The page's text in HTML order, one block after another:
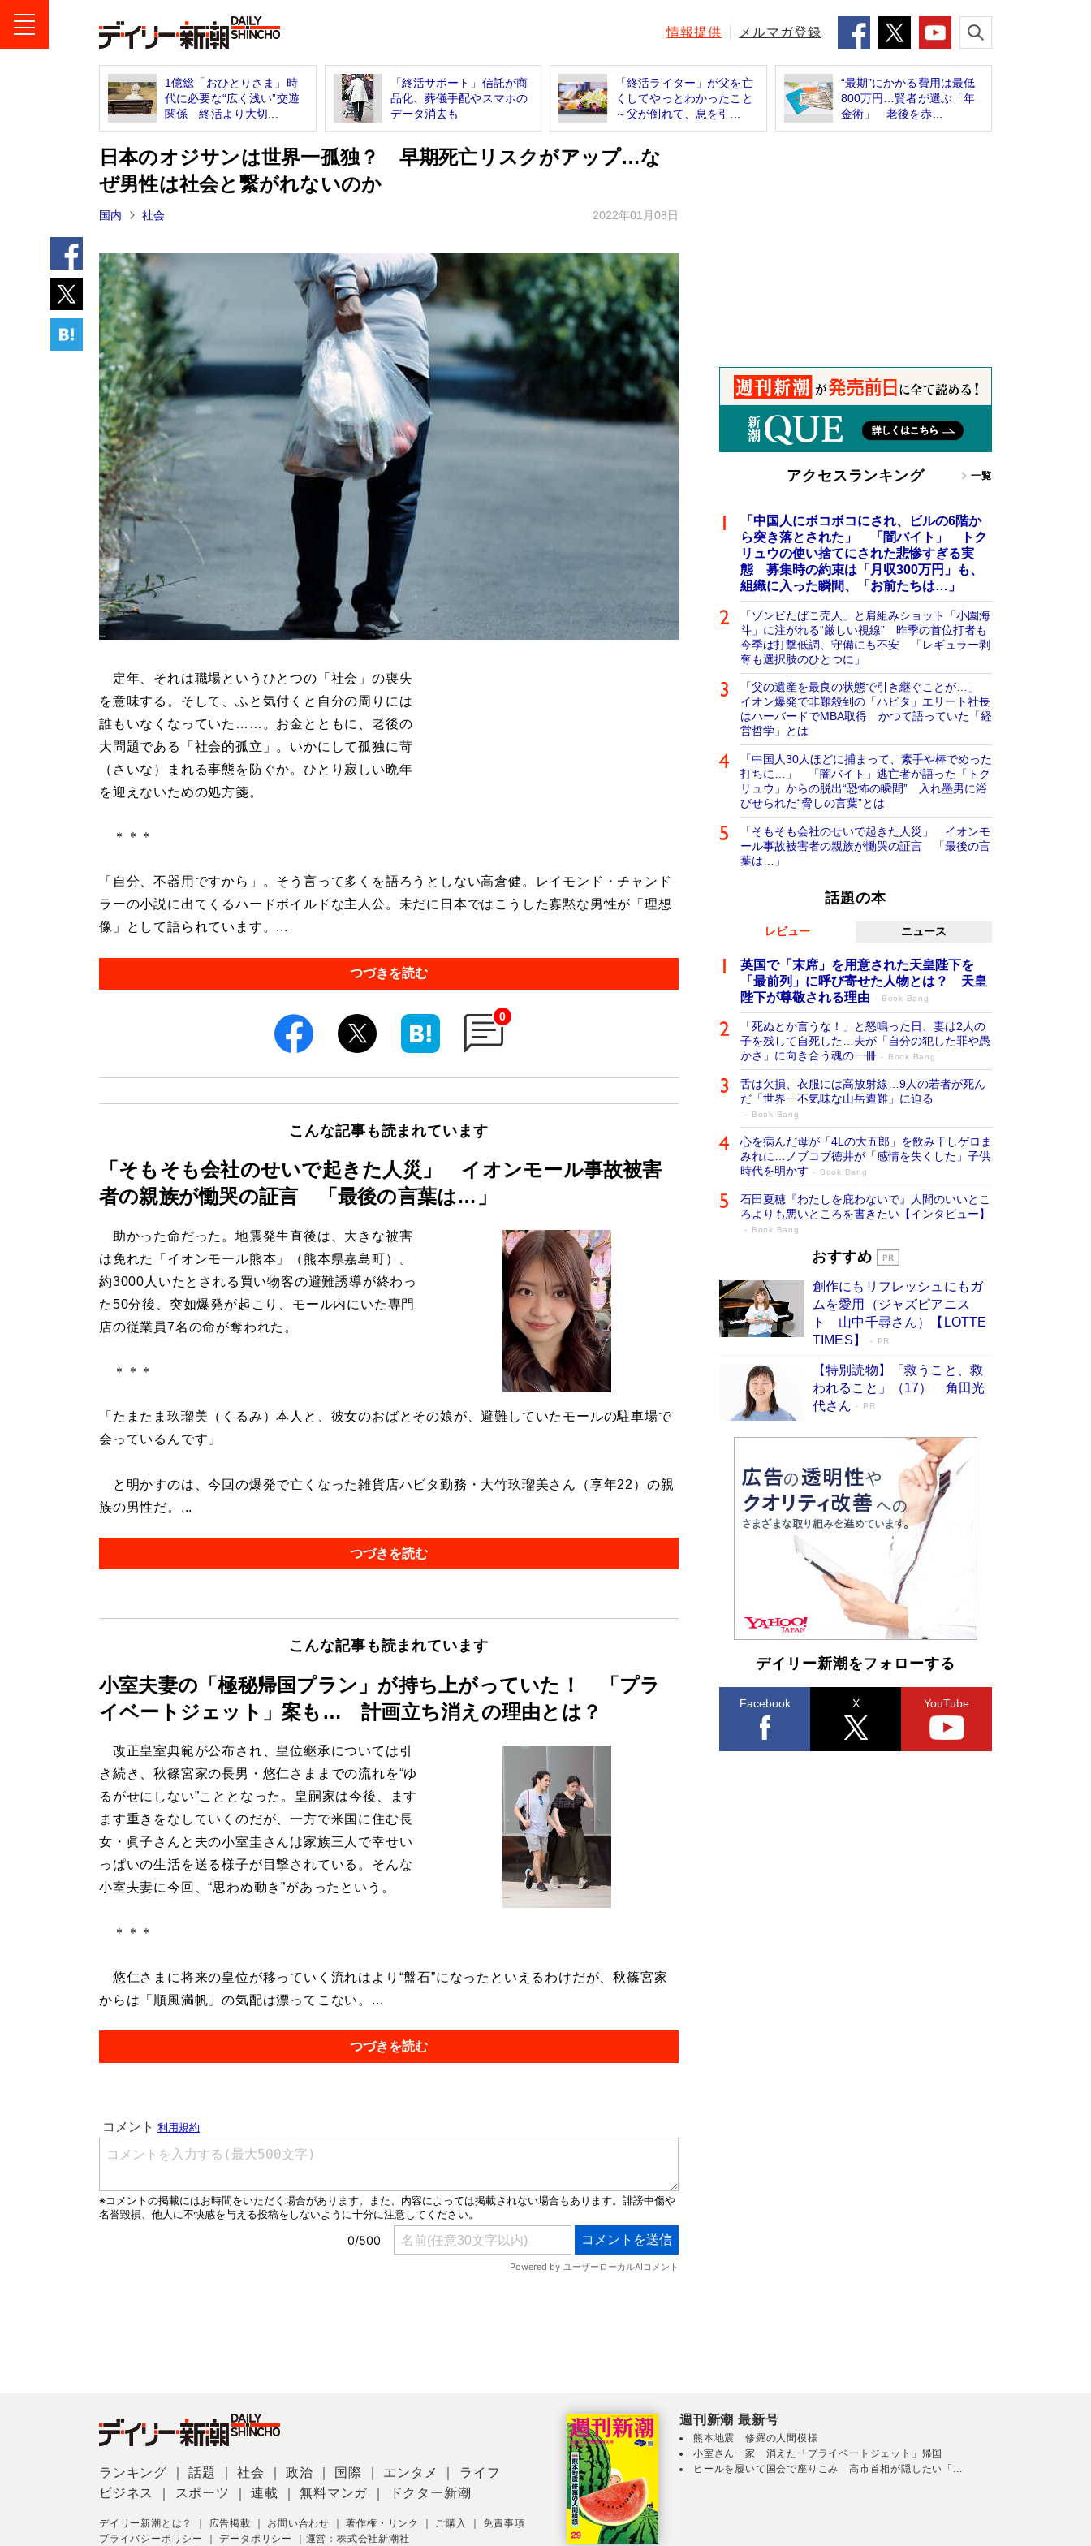
情報提供 メルマガ登録
1億総「おひとりさま」時
代に必要な“広く浅い”交遊
関係 終活より大切...
「終活サポート」信託が商
品化、葬儀手配やスマホの
データ消去も
「終活ライター」が父を亡
くしてやっとわかったこと
～父が倒れて、息を引...
“最期”にかかる費用は最低
800万円…賢者が選ぶ「年
金術」 老後を赤...
日本のオジサンは世界一孤独？ 早期死亡リスクがアップ…な
ぜ男性は社会と繋がれないのか
国内 社会 2022年01月08日
定年、それは職場というひとつの「社会」の喪失
を意味する。そして、ふと気付くと自分の周りには
誰もいなくなっていた……。お金とともに、老後の
大問題である「社会的孤立」。いかにして孤独に苛
（さいな）まれる事態を防ぐか。ひとり寂しい晩年
を迎えないための処方箋。
＊＊＊
「自分、不器用ですから」。そう言って多くを語ろうとしない高倉健。レイモンド・チャンド
ラーの小説に出てくるハードボイルドな主人公。未だに日本ではこうした寡黙な男性が「理想
像」として語られています。...
つづきを読む
0
こんな記事も読まれています
「そもそも会社のせいで起きた人災」 イオンモール事故被害
者の親族が慟哭の証言 「最後の言葉は…」
助かった命だった。地震発生直後は、大きな被害
は免れた「イオンモール熊本」（熊本県嘉島町）。
約3000人いたとされる買い物客の避難誘導が終わっ
た50分後、突如爆発が起こり、モール内にいた専門
店の従業員7名の命が奪われた。
＊＊＊
「たまたま玖瑠美（くるみ）本人と、彼女のおばとその娘が、避難していたモールの駐車場で
会っているんです」
と明かすのは、今回の爆発で亡くなった雑貨店ハビタ勤務・大竹玖瑠美さん（享年22）の親
族の男性だ。...
つづきを読む
こんな記事も読まれています
小室夫妻の「極秘帰国プラン」が持ち上がっていた！ 「プラ
イベートジェット」案も… 計画立ち消えの理由とは？
改正皇室典範が公布され、皇位継承については引
き続き、秋篠宮家の長男・悠仁さままでの流れを“ゆ
るがせにしない”こととなった。皇嗣家は今後、ます
ます重きをなしていくのだが、一方で米国に住む長
女・眞子さんと夫の小室圭さんは家族三人で幸せい
っぱいの生活を送る様子が目撃されている。そんな
小室夫妻に今回、“思わぬ動き”があったという。
＊＊＊
悠仁さまに将来の皇位が移っていく流れはより“盤石”になったといえるわけだが、秋篠宮家
からは「順風満帆」の気配は漂ってこない。...
つづきを読む
アクセスランキング 一覧
「中国人にボコボコにされ、ビルの6階か
ら突き落とされた」 「闇バイト」 トク
リュウの使い捨てにされた悲惨すぎる実
態 募集時の約束は「月収300万円」も、
組織に入った瞬間、「お前たちは…」
「ゾンビたばこ売人」と肩組みショット「小園海
斗」に注がれる“厳しい視線” 昨季の首位打者も
今季は打撃低調、守備にも不安 「レギュラー剥
奪も選択肢のひとつに」
「父の遺産を最良の状態で引き継ぐことが…」
イオン爆発で非難殺到の「ハビタ」エリート社長
はハーバードでMBA取得 かつて語っていた「経
営哲学」とは
「中国人30人ほどに捕まって、素手や棒でめった
打ちに…」 「闇バイト」逃亡者が語った「トク
リュウ」からの脱出“恐怖の瞬間” 入れ墨男に浴
びせられた“脅しの言葉”とは
「そもそも会社のせいで起きた人災」 イオンモ
ール事故被害者の親族が慟哭の証言 「最後の言
葉は…」
話題の本
レビュー ニュース
英国で「末席」を用意された天皇陛下を
「最前列」に呼び寄せた人物とは？ 天皇
陛下が尊敬される理由
Book Bang
「死ぬとか言うな！」と怒鳴った日、妻は2人の
子を残して自死した…夫が「自分の犯した罪や愚
かさ」に向き合う魂の一冊
Book Bang
舌は欠損、衣服には高放射線…9人の若者が死ん
だ「世界一不気味な山岳遭難」に迫る
Book Bang
心を病んだ母が「4Lの大五郎」を飲み干しゲロま
みれに…ノブコブ徳井が「感情を失くした」子供
時代を明かす
Book Bang
石田夏穂『わたしを庇わないで』人間のいいとこ
ろよりも悪いところを書きたい【インタビュー】
Book Bang
73歳でも働くしかない 「老後レス時代」
「『火垂るの墓』は、大嘘である」原作者が抱き
続けた“自責の念”とは…「自己憐憫は描きたくな
い」監督が徹底的にこだわったこと（後編） #
Book Bang
「なんで？ そんな馬鹿な……」90歳になった作
家・阿刀田高さんが、ひとり暮らしの生活を明か
す
Book Bang
人々が新たな一歩を踏み出す連作短篇集『海のほ
Book Bang
和田秀樹の70代、80代向け新書がベスト3を独
占 上半期1位にも選出［新書ベストセラー］
Book Bang
おすすめ
創作にもリフレッシュにもガ
ムを愛用（ジャズピアニス
ト 山中千尋さん）【LOTTE
TIMES】
PR
【特別読物】「救うこと、救
われること」（17） 角田光
代さん
PR
デイリー新潮をフォローする
Facebook X YouTube
ランキング ｜話題 ｜社会 ｜政治 国際 エンタメ
ライフ
ビジネス
スポーツ ｜連載 ｜無料マンガ ドクター新潮
デイリー新潮とは？ 広告掲載 お問い合わせ ｜著作権・リンク ご購入 ｜免責事項
プライバシーポリシー
｜データポリシー 運営：株式会社新潮社
週刊新潮 最新号
熊本地震 修羅の人間模様
小室さん一家 消えた「プライベートジェット」帰国
ヒールを履いて国会で座りこみ 高市首相が隠したい「...